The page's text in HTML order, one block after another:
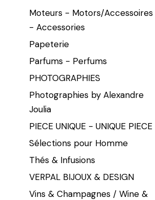
Moteurs - Motors/Accessoires
- Accessories
Papeterie
Parfums - Perfums
PHOTOGRAPHIES
Photographies by Alexandre
Joulia
PIECE UNIQUE - UNIQUE PIECE
Sélections pour Homme
Thés & Infusions
VERPAL BIJOUX & DESIGN
Vins & Champagnes / Wine &